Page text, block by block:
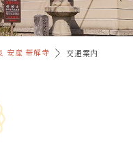
安産 帯解寺 交通案内